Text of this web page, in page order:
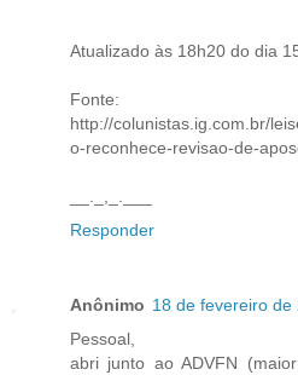
Atualizado às 18h20 do dia
Fonte:
http://colunistas.ig.com.br/
o-reconhece-revisao-de-
Responder
Anônimo 18 de fevereiro de
Pessoal,
abri junto ao ADVFN